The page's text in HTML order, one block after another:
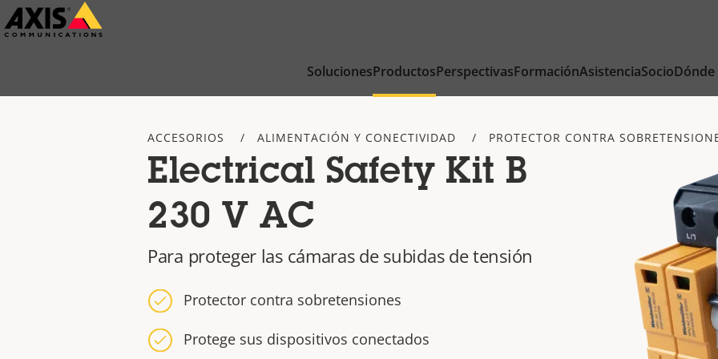
Saltar
al
SolucionesProductosPerspectivasFormaciónAsistenciaSocio
ACCESORIOS ALIMENTACIÓN Y CONECTIVIDAD PROTECTOR CONTRA
Electrical Safety Kit B
230 V AC
Para proteger las cámaras de subidas de tensión
Protector contra sobretensiones
Protege sus dispositivos conectados